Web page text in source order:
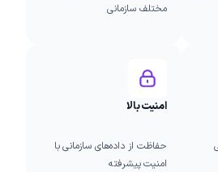
مختلف سازمانی
امنیت بالا
حفاظت از داده‌های سازمانی با
امنیت پیشرفته